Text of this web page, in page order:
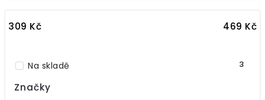
Abecedně
309 Kč 469 Kč
Na skladě 3
Značky